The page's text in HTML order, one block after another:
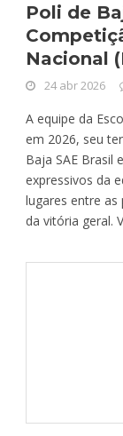
Poli de
Nacional
24 abr 2026
A equipe da
em 2026, seu
Baja SAE Brasil
expressivos da
lugares entre as
da vitória geral.